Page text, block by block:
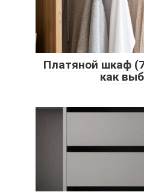
Платяной шкаф
как